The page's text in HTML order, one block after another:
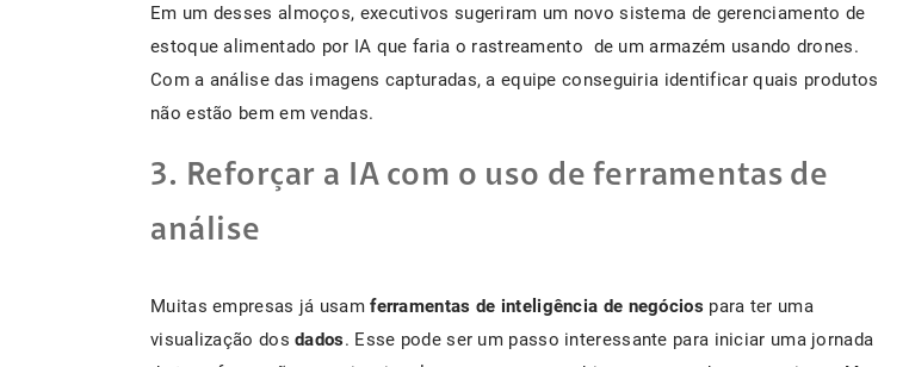
Em um desses almoços, executivos sugeriram um novo sistema de gerenciamento de
estoque alimentado por IA que faria o rastreamento de um armazém usando drones.
Com a análise das imagens capturadas, a equipe conseguiria identificar quais produtos
não estão bem em vendas.
3. Reforçar a IA com o uso de ferramentas de
análise
Muitas empresas já usamferramentas de inteligência de negócios para ter uma
visualização dosdados. Esse pode ser um passo interessante para iniciar uma jornada